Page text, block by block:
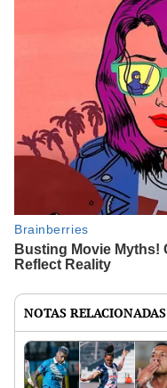
NOTAS RELACIONADAS